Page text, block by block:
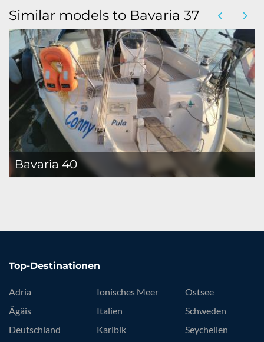
Similar models to Bavaria 37
Bavaria 40
Top-Destinationen
Adria
Ägäis
Deutschland
Ionisches Meer
Italien
Karibik
Ostsee
Schweden
Seychellen